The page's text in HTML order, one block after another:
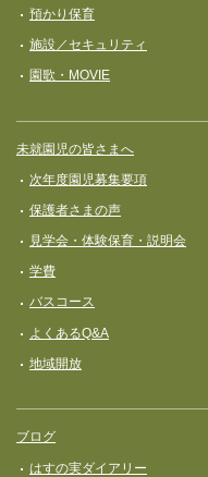
預かり保育
施設／セキュリティ
園歌・MOVIE
未就園児の皆さまへ
次年度園児募集要項
保護者さまの声
見学会・体験保育・説明会
学費
バスコース
よくあるQ&A
地域開放
ブログ
はすの実ダイアリー